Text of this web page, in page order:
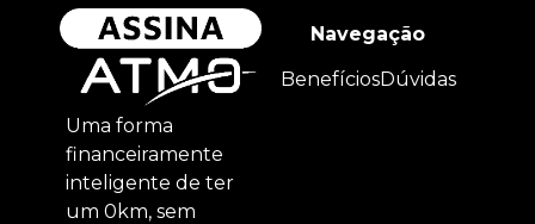
Uma forma
financeiramente
inteligente de ter
um 0km, sem
Navegação
BenefíciosDúvidas